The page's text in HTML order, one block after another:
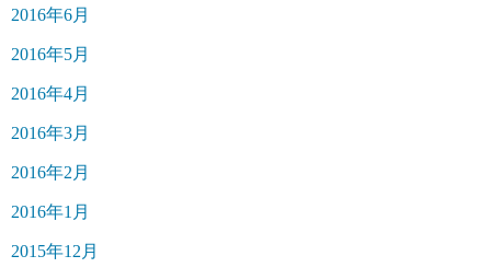
2016年6月
2016年5月
2016年4月
2016年3月
2016年2月
2016年1月
2015年12月